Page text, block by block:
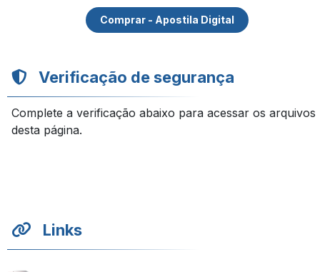
Comprar - Apostila Digital
Verificação de segurança
Complete a verificação abaixo para acessar os arquivos
desta página.
Links